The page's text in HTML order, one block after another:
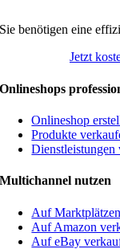
Sie benötigen eine
Jetzt
Onlineshops
Onlineshop
Produkte
Multichannel nutzen
Auf
Auf Amazon
Auf eBay